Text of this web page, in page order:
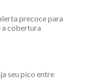
precoce para
a cobertura
seu pico entre